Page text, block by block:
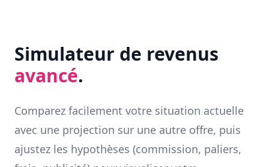
Simulateur de revenus
avancé.
Comparez facilement votre situation actuelle
avec une projection sur une autre offre, puis
ajustez les hypothèses (commission, paliers,